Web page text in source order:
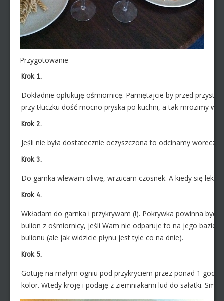
Przygotowanie
Krok 1.
Dokładnie opłukuję ośmiornicę. Pamiętajcie by przed
przy tłuczku dość mocno pryska po kuchni, a tak mrozimy
Krok 2.
Jeśli nie była dostatecznie oczyszczona to odcinamy
Krok 3.
Do garnka wlewam oliwę, wrzucam czosnek. A kiedy się
Krok 4.
Wkładam do garnka i przykrywam (!). Pokrywka powinna
bulion z ośmiornicy, jeśli Wam nie odparuje to na jego bazie
bulionu (ale jak widzicie płynu jest tyle co na dnie).
Krok 5.
Gotuję na małym ogniu pod przykryciem przez ponad 1
kolor. Wtedy kroję i podaję z ziemniakami lud do sałatki.